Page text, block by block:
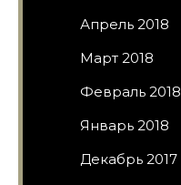
Апрель 2018
Март 2018
Февраль 2018
Январь 2018
Декабрь 2017